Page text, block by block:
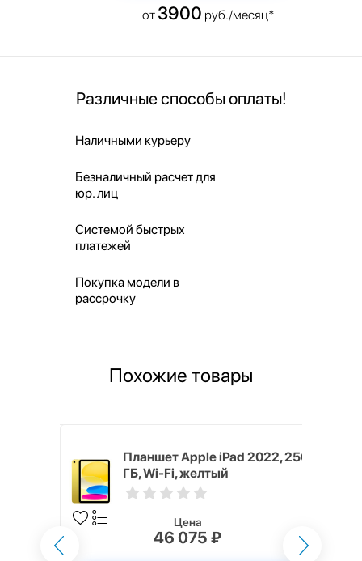
от 3900 руб./месяц*
Различные способы оплаты!
Наличными курьеру
Безналичный расчет для
юр. лиц
Системой быстрых
платежей
Покупка модели в
рассрочку
Похожие товары
Планшет Apple iPad 2022, 256
ГБ, Wi-Fi, желтый
Цена
46 075 ₽